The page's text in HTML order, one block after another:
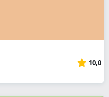
10,0